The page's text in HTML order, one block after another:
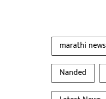
marathi news
Nanded